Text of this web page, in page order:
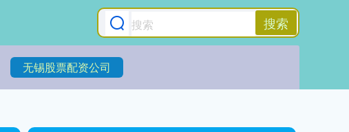
搜索
无锡股票配资公司